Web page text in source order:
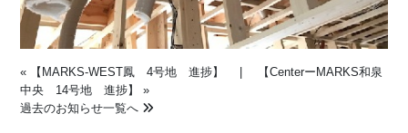
« 【MARKS-WEST鳳 4号地 進捗】
【CenterーMARKS和泉
中央 14号地 進捗】
»
過去のお知らせ一覧へ